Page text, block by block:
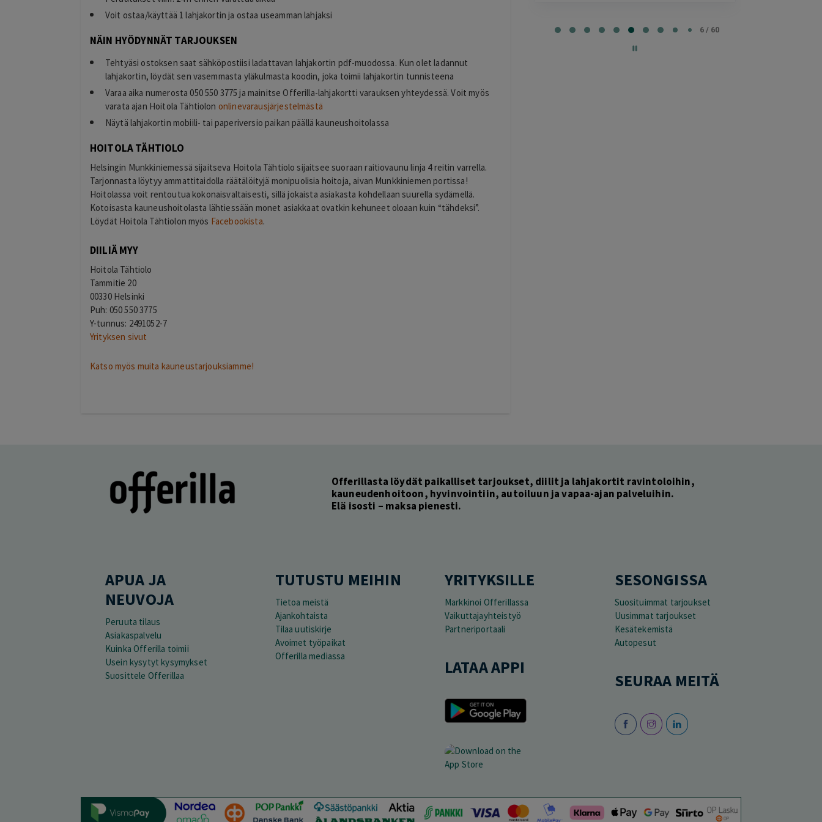
Voit ostaa/käyttää 1 lahjakortin ja ostaa useamman lahjaksi
NÄIN HYÖDYNNÄT TARJOUKSEN
Tehtyäsi ostoksen saat sähköpostiisi ladattavan lahjakortin pdf-muodossa. Kun olet ladannut
lahjakortin, löydät sen vasemmasta yläkulmasta koodin, joka toimii lahjakortin tunnisteena
Varaa aika numerosta 050 550 3775 ja mainitse Offerilla-lahjakortti varauksen yhteydessä. Voit myös
varata ajan Hoitola Tähtiolon onlinevarausjärjestelmästä
Näytä lahjakortin mobiili- tai paperiversio paikan päällä kauneushoitolassa
HOITOLA TÄHTIOLO
Helsingin Munkkiniemessä sijaitseva Hoitola Tähtiolo sijaitsee suoraan raitiovaunu linja 4 reitin varrella.
Tarjonnasta löytyy ammattitaidolla räätälöityjä monipuolisia hoitoja, aivan Munkkiniemen portissa!
Hoitolassa voit rentoutua kokonaisvaltaisesti, sillä jokaista asiakasta kohdellaan suurella sydämellä.
Kotoisasta kauneushoitolasta lähtiessään monet asiakkaat ovatkin kehuneet oloaan kuin “tähdeksi”.
Löydät Hoitola Tähtiolon myös Facebookista.
DIILIÄ MYY
Hoitola Tähtiolo
Tammitie 20
00330 Helsinki
Puh: 050 550 3775
Y-tunnus: 2491052-7
Yrityksen sivut
Katso myös muita kauneustarjouksiamme!
6 / 60
Offerillasta löydät paikalliset tarjoukset, diilit ja lahjakortit ravintoloihin,
kauneudenhoitoon, hyvinvointiin, autoiluun ja vapaa-ajan palveluihin.
Elä isosti – maksa pienesti.
APUA JA
NEUVOJA
Peruuta tilaus
Asiakaspalvelu
Kuinka Offerilla toimii
Usein kysytyt kysymykset
Suosittele Offerillaa
TUTUSTU MEIHIN
Tietoa meistä
Ajankohtaista
Tilaa uutiskirje
Avoimet työpaikat
Offerilla mediassa
YRITYKSILLE
Markkinoi Offerillassa
Vaikuttajayhteistyö
Partneriportaali
LATAA APPI
SESONGISSA
Suosituimmat tarjoukset
Uusimmat tarjoukset
Kesätekemistä
Autopesut
SEURAA MEITÄ